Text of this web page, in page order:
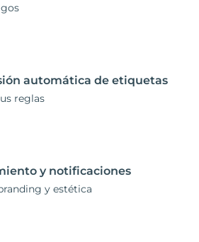
automática de etiquetas
reglas
y notificaciones
y estética